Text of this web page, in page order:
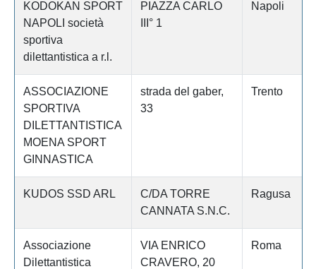
KODOKAN SPORT
NAPOLI società
sportiva
dilettantistica a r.l.
PIAZZA CARLO
III° 1
Napoli
ASSOCIAZIONE
SPORTIVA
DILETTANTISTICA
MOENA SPORT
GINNASTICA
strada del gaber,
33
Trento
KUDOS SSD ARL
C/DA TORRE
CANNATA S.N.C.
Ragusa
Associazione
Dilettantistica
VIA ENRICO
CRAVERO, 20
Roma